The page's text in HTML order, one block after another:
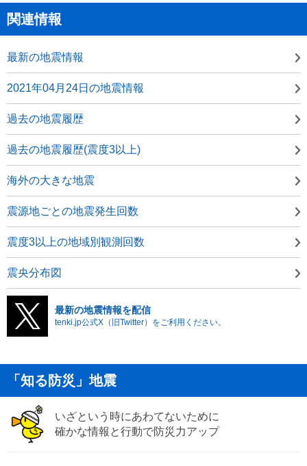
関連情報
最新の地震情報
2021年04月24日の地震情報
過去の地震履歴
過去の地震履歴(震度3以上)
海外の大きな地震
震源地ごとの地震発生回数
震度3以上の地域別観測回数
震央分布図
最新の地震情報を配信
tenki.jp公式X（旧Twitter）をご利用ください。
「知る防災」地震
いざという時にあわてないために
確かな情報と行動で防災力アップ